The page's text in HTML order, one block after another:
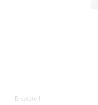
Ersatzteil